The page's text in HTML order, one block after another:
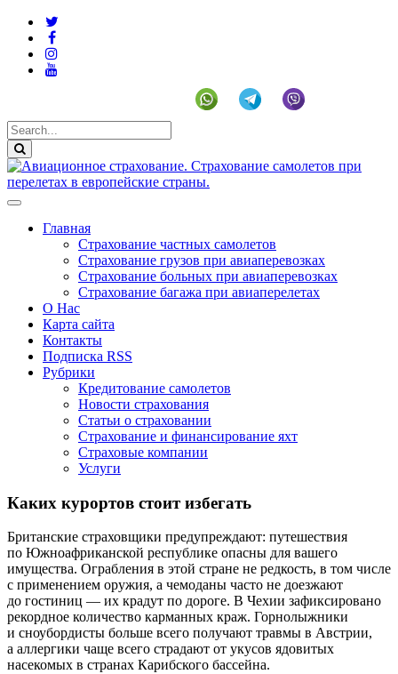
Главная
Страхование частных самолетов
Страхование грузов при авиаперевозках
Страхование больных при авиаперевозках
Страхование багажа при авиаперелетах
О Нас
Карта сайта
Контакты
Подписка RSS
Рубрики
Кредитование самолетов
Новости страхования
Статьи о страховании
Страхование и финансирование яхт
Страховые компании
Услуги
Каких курортов стоит избегать
Британские страховщики предупреждают: путешествия
по Южноафриканской республике опасны для вашего
имущества. Ограбления в этой стране не редкость, в том числе
с применением оружия, а чемоданы часто не доезжают
до гостиниц — их крадут по дороге. В Чехии зафиксировано
рекордное количество карманных краж. Горнолыжники
и сноубордисты больше всего получают травмы в Австрии,
а аллергики чаще всего страдают от укусов ядовитых
насекомых в странах Карибского бассейна.